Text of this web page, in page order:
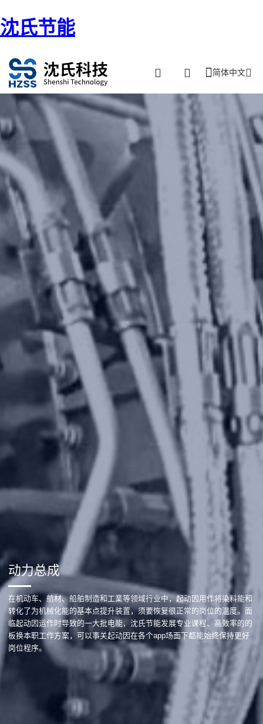
沈氏节能
简体中文
动力总成
在机动车、航材、船舶制造和工業等领域行业中，起动因用作将染料能和
转化了为机械化能的基本点提升装置，须要恢复很正常的岗位的温度。面
临起动因运作时导致的一大批电能，沈氏节能发展专业课程、高效率的的
板换本职工作方案，可以事关起动因在各个app场面下都能始终保持更好
岗位程序。